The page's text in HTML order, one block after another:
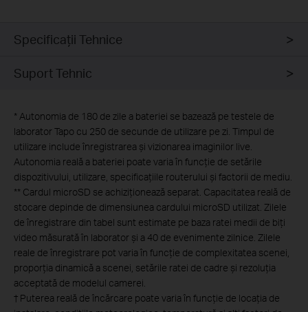
Specificaţii Tehnice
Suport Tehnic
* Autonomia de 180 de zile a bateriei se bazează pe testele de
laborator Tapo cu 250 de secunde de utilizare pe zi. Timpul de
utilizare include înregistrarea și vizionarea imaginilor live.
Autonomia reală a bateriei poate varia în funcție de setările
dispozitivului, utilizare, specificațiile routerului și factorii de mediu.
** Cardul microSD se achiziționează separat. Capacitatea reală de
stocare depinde de dimensiunea cardului microSD utilizat. Zilele
de înregistrare din tabel sunt estimate pe baza ratei medii de biți
video măsurată în laborator și a 40 de evenimente zilnice. Zilele
reale de înregistrare pot varia în funcție de complexitatea scenei,
proporția dinamică a scenei, setările ratei de cadre și rezoluția
acceptată de modelul camerei.
† Puterea reală de încărcare poate varia în funcție de locația de